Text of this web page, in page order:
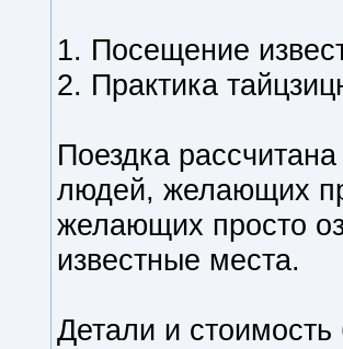
1. Посещение
2. Практика
Поездка
людей, желающих
желающих просто
известные места.
Детали и стоимость